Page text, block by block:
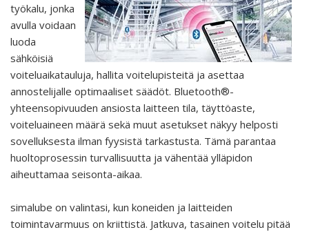
työkalu, jonka
avulla voidaan
luoda
sähköisiä
voiteluaikatauluja, hallita voitelupisteitä ja asettaa
annostelijalle optimaaliset säädöt. Bluetooth®-
yhteensopivuuden ansiosta laitteen tila, täyttöaste,
voiteluaineen määrä sekä muut asetukset näkyy helposti
sovelluksesta ilman fyysistä tarkastusta. Tämä parantaa
huoltoprosessin turvallisuutta ja vähentää ylläpidon
aiheuttamaa seisonta-aikaa.
simalube on valintasi, kun koneiden ja laitteiden
toimintavarmuus on kriittistä. Jatkuva, tasainen voitelu pitää